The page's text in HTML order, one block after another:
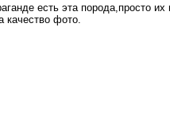
есть эта порода,просто
качество фото.